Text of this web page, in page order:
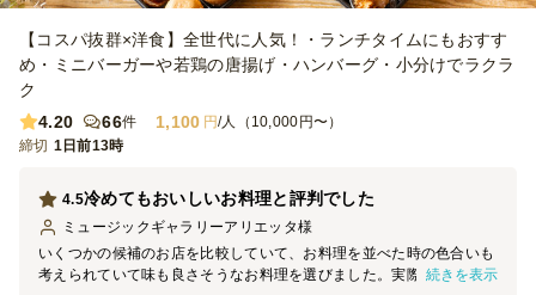
【コスパ抜群×洋食】全世代に人気！・ランチタイムにもおすす
め・ミニバーガーや若鶏の唐揚げ・ハンバーグ・小分けでラクラ
ク
4.20
66件 1,100 円/人（10,000円〜）
締切 1日前13時
冷めてもおいしいお料理と評判でした
4.5
ミュージックギャラリーアリエッタ様
いくつかの候補のお店を比較していて、お料理を並べた時の色合いも
考えられていて味も良さそうなお料理を選びました。実際皆様から
続きを表示